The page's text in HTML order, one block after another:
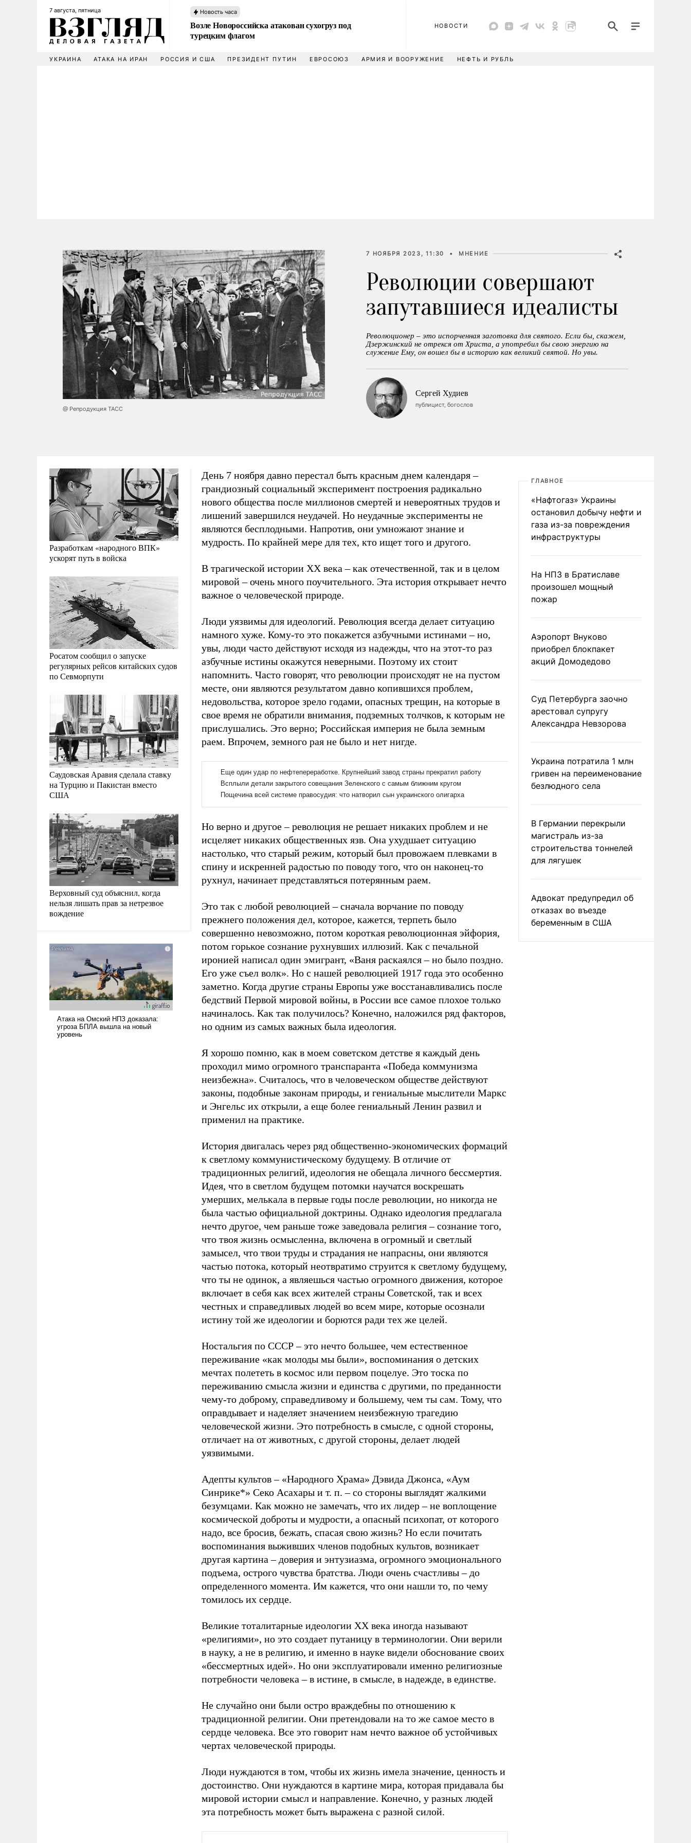
7 августа, пятница Новость часа
Возле Новороссийска атакован сухогруз под
турецким флагом
НОВОСТИ
УКРАИНА АТАКА НА ИРАН РОССИЯ И США ПРЕЗИДЕНТ ПУТИН ЕВРОСОЮЗ АРМИЯ И ВООРУЖЕНИЕ НЕФТЬ И РУБЛЬ
@ Репродукция ТАСС
7 НОЯБРЯ 2023, 11:30 • МНЕНИЕ
Революции совершают
запутавшиеся идеалисты
Революционер – это испорченная заготовка для святого. Если бы, скажем,
Дзержинский не отрекся от Христа, а употребил бы свою энергию на
служение Ему, он вошел бы в историю как великий святой. Но увы.
Сергей Худиев
публицист, богослов
Разработкам «народного ВПК»
ускорят путь в войска
Росатом сообщил о запуске
регулярных рейсов китайских судов
по Севморпути
Саудовская Аравия сделала ставку
на Турцию и Пакистан вместо
США
Верховный суд объяснил, когда
нельзя лишать прав за нетрезвое
вождение
День 7 ноября давно перестал быть красным днем календаря –
грандиозный социальный эксперимент построения радикально
нового общества после миллионов смертей и невероятных трудов и
лишений завершился неудачей. Но неудачные эксперименты не
являются бесплодными. Напротив, они умножают знание и
мудрость. По крайней мере для тех, кто ищет того и другого.
В трагической истории ХХ века – как отечественной, так и в целом
мировой – очень много поучительного. Эта история открывает нечто
важное о человеческой природе.
Люди уязвимы для идеологий. Революция всегда делает ситуацию
намного хуже. Кому-то это покажется азбучными истинами – но,
увы, люди часто действуют исходя из надежды, что на этот-то раз
азбучные истины окажутся неверными. Поэтому их стоит
напомнить. Часто говорят, что революции происходят не на пустом
месте, они являются результатом давно копившихся проблем,
недовольства, которое зрело годами, опасных трещин, на которые в
свое время не обратили внимания, подземных толчков, к которым не
прислушались. Это верно; Российская империя не была земным
раем. Впрочем, земного рая не было и нет нигде.
Но верно и другое – революция не решает никаких проблем и не
исцеляет никаких общественных язв. Она ухудшает ситуацию
настолько, что старый режим, который был провожаем плевками в
спину и искренней радостью по поводу того, что он наконец-то
рухнул, начинает представляться потерянным раем.
Это так с любой революцией – сначала ворчание по поводу
прежнего положения дел, которое, кажется, терпеть было
совершенно невозможно, потом короткая революционная эйфория,
потом горькое сознание рухнувших иллюзий. Как с печальной
иронией написал один эмигрант, «Ваня раскаялся – но было поздно.
Его уже съел волк». Но с нашей революцией 1917 года это особенно
заметно. Когда другие страны Европы уже восстанавливались после
бедствий Первой мировой войны, в России все самое плохое только
начиналось. Как так получилось? Конечно, наложился ряд факторов,
но одним из самых важных была идеология.
Я хорошо помню, как в моем советском детстве я каждый день
проходил мимо огромного транспаранта «Победа коммунизма
неизбежна». Считалось, что в человеческом обществе действуют
законы, подобные законам природы, и гениальные мыслители Маркс
и Энгельс их открыли, а еще более гениальный Ленин развил и
применил на практике.
История двигалась через ряд общественно-экономических формаций
к светлому коммунистическому будущему. В отличие от
традиционных религий, идеология не обещала личного бессмертия.
Идея, что в светлом будущем потомки научатся воскрешать
умерших, мелькала в первые годы после революции, но никогда не
была частью официальной доктрины. Однако идеология предлагала
нечто другое, чем раньше тоже заведовала религия – сознание того,
что твоя жизнь осмысленна, включена в огромный и светлый
замысел, что твои труды и страдания не напрасны, они являются
частью потока, который неотвратимо струится к светлому будущему,
что ты не одинок, а являешься частью огромного движения, которое
включает в себя как всех жителей страны Советской, так и всех
честных и справедливых людей во всем мире, которые осознали
истину той же идеологии и борются ради тех же целей.
Ностальгия по СССР – это нечто большее, чем естественное
переживание «как молоды мы были», воспоминания о детских
мечтах полететь в космос или первом поцелуе. Это тоска по
переживанию смысла жизни и единства с другими, по преданности
чему-то доброму, справедливому и большему, чем ты сам. Тому, что
оправдывает и наделяет значением неизбежную трагедию
человеческой жизни. Это потребность в смысле, с одной стороны,
отличает на от животных, с другой стороны, делает людей
уязвимыми.
Адепты культов – «Народного Храма» Дэвида Джонса, «Аум
Синрике*» Секо Асахары и т. п. – со стороны выглядят жалкими
безумцами. Как можно не замечать, что их лидер – не воплощение
космической доброты и мудрости, а опасный психопат, от которого
надо, все бросив, бежать, спасая свою жизнь? Но если почитать
воспоминания выживших членов подобных культов, возникает
другая картина – доверия и энтузиазма, огромного эмоционального
подъема, острого чувства братства. Люди очень счастливы – до
определенного момента. Им кажется, что они нашли то, по чему
томилось их сердце.
Великие тоталитарные идеологии ХХ века иногда называют
«религиями», но это создает путаницу в терминологии. Они верили
в науку, а не в религию, и именно в науке видели обоснование своих
«бессмертных идей». Но они эксплуатировали именно религиозные
потребности человека – в истине, в смысле, в надежде, в единстве.
Не случайно они были остро враждебны по отношению к
традиционной религии. Они претендовали на то же самое место в
сердце человека. Все это говорит нам нечто важное об устойчивых
чертах человеческой природы.
Люди нуждаются в том, чтобы их жизнь имела значение, ценность и
достоинство. Они нуждаются в картине мира, которая придавала бы
мировой истории смысл и направление. Конечно, у разных людей
эта потребность может быть выражена с разной силой.
ГЛАВНОЕ
«Нафтогаз» Украины
остановил добычу нефти и
газа из-за повреждения
инфраструктуры
На НПЗ в Братиславе
произошел мощный
пожар
Аэропорт Внуково
приобрел блокпакет
акций Домодедово
Суд Петербурга заочно
арестовал супругу
Александра Невзорова
Украина потратила 1 млн
гривен на переименование
безлюдного села
В Германии перекрыли
магистраль из-за
строительства тоннелей
для лягушек
Адвокат предупредил об
отказах во въезде
беременным в США